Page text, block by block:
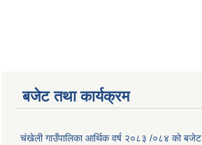
बजेट तथा कार्यक्रम
चंखेली गाउँपालिका आर्थिक वर्ष २०८३ /०८४ को बजेट